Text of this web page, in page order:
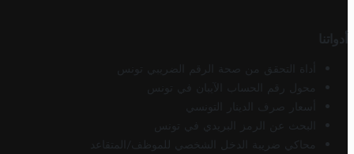
أدواتنا
أداة التحقق من صحة الرقم الضريبي تونس
محول رقم الحساب الآيبان في تونس
أسعار صرف الدينار التونسي
البحث عن الرمز البريدي في تونس
محاكي ضريبة الدخل الشخصي للموظف/المتقاعد